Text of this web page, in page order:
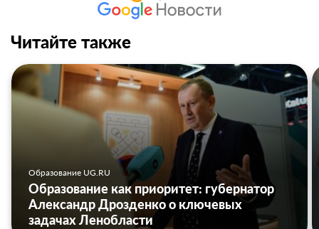
Читайте также
Образование UG.RU
Образование как приоритет: губернатор
Александр Дрозденко о ключевых
задачах Ленобласти